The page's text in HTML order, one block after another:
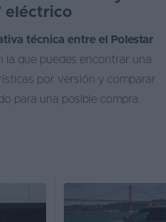
eléctrico
técnica entre el Polestar
la que puedes encontrar una
por versión y comparar
para una posible compra.